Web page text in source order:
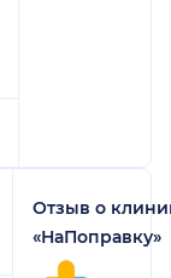
Отзыв о
«НаПоправку»